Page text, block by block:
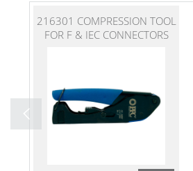
216301 COMPRESSION TOOL
FOR F & IEC CONNECTORS